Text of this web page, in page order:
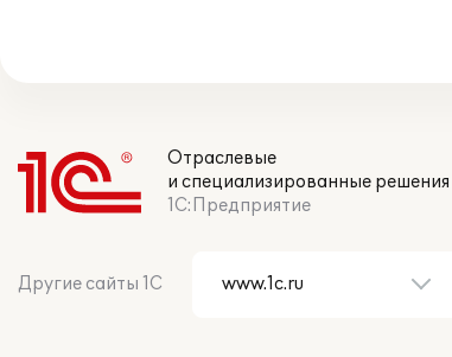
Отраслевые
и специализированные решения
1С:Предприятие
Другие сайты 1С